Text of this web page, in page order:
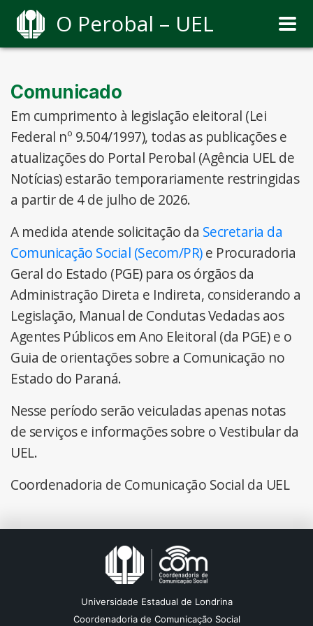
O Perobal – UEL
Comunicado
Em cumprimento à legislação eleitoral (Lei
Federal nº 9.504/1997), todas as publicações e
atualizações do Portal Perobal (Agência UEL de
Notícias) estarão temporariamente restringidas
a partir de 4 de julho de 2026.
A medida atende solicitação da Secretaria da
Comunicação Social (Secom/PR)e Procuradoria
Geral do Estado (PGE) para os órgãos da
Administração Direta e Indireta, considerando a
Legislação, Manual de Condutas Vedadas aos
Agentes Públicos em Ano Eleitoral (da PGE) e o
Guia de orientações sobre a Comunicação no
Estado do Paraná.
Nesse período serão veiculadas apenas notas
de serviços e informações sobre o Vestibular da
UEL.
Coordenadoria de Comunicação Social da UEL
Universidade Estadual de Londrina
Coordenadoria de Comunicação Social